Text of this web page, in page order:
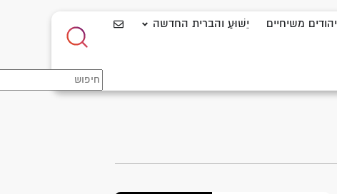
יהודים משיחיים יֵשׁוּעַ והברית החדשה